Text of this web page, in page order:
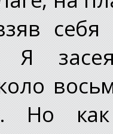
себя
Но